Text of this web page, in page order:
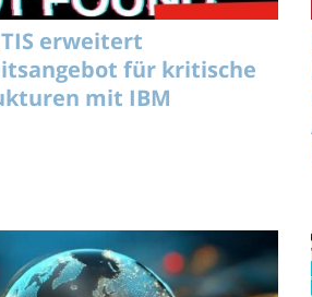
erweitert
für kritische
mit IBM